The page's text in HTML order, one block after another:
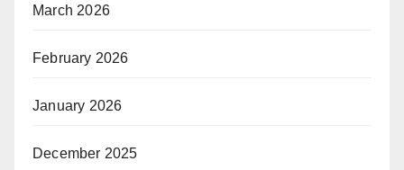
March 2026
February 2026
January 2026
December 2025